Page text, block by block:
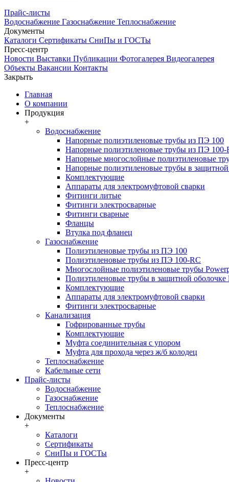
Прайс-листы
Водоснабжение Газоснабжение Теплоснабжение
Документы
Каталоги Сертификаты СниПы и ГОСТы
Пресс-центр
Новости Выставки Публикации Фотогалерея Видеогалерея
Объекты Вакансии Контакты
Закрыть
Главная
О компании
Продукция
+
Водоснабжение
Напорные полиэтиленовые трубы из ПЭ 100
Напорные полиэтиленовые трубы из ПЭ 100-
Напорные многослойные полиэтиленовые
Напорные полиэтиленовые трубы в защитной
Комплектующие
Аппараты для электромуфтовой сварки
Фитинги литые
Фитинги электросварные
Фитинги сварные
Фланцы
Втулка под фланец
Газоснабжение
Полиэтиленовые трубы из ПЭ 100
Полиэтиленовые трубы из ПЭ 100-RC
Многослойные полиэтиленовые трубы
Полиэтиленовые трубы в защитной оболочке
Комплектующие
Аппараты для электромуфтовой сварки
Фитинги электросварные
Канализация
Гофрированные трубы
Комплектующие
Муфта соединительная с упором
Муфта для прохода через ж/б колодец
Теплоснабжение
Кабельные сети
Прайс-листы
Водоснабжение
Газоснабжение
Теплоснабжение
Документы
+
Каталоги
Сертификаты
СниПы и ГОСТы
Пресс-центр
+